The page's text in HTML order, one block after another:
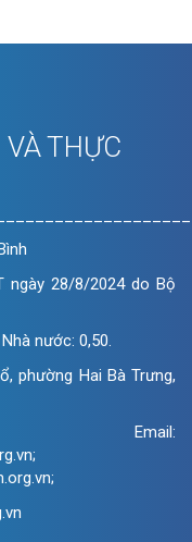
THỰC
ngày 28/8/2024 do Bộ
nước: 0,50.
phường Hai Bà Trưng,
Email: